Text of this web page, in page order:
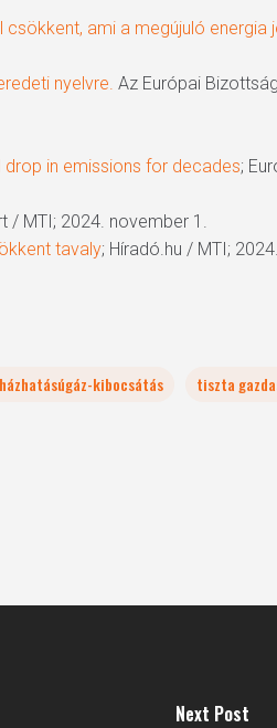
ami a megújuló
nyelvre. Az Európai
in emissions for decades;
/ MTI; 2024. november 1.
tavaly; Híradó.hu / MTI;
kibocsátás tiszta
Next Post